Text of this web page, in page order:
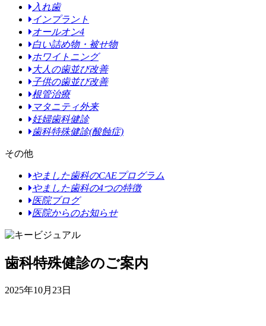
入れ歯
インプラント
オールオン4
白い詰め物・被せ物
ホワイトニング
大人の歯並び改善
子供の歯並び改善
根管治療
マタニティ外来
妊婦歯科健診
歯科特殊健診(酸蝕症)
その他
やました歯科のCAEプログラム
やました歯科の4つの特徴
医院ブログ
医院からのお知らせ
歯科特殊健診のご案内
2025年10月23日